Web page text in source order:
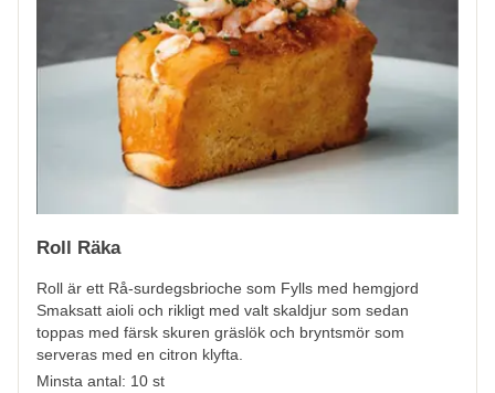
Roll Räka
Roll är ett Rå-surdegsbrioche som Fylls med hemgjord
Smaksatt aioli och rikligt med valt skaldjur som sedan
toppas med färsk skuren gräslök och bryntsmör som
serveras med en citron klyfta.
Minsta antal: 10 st